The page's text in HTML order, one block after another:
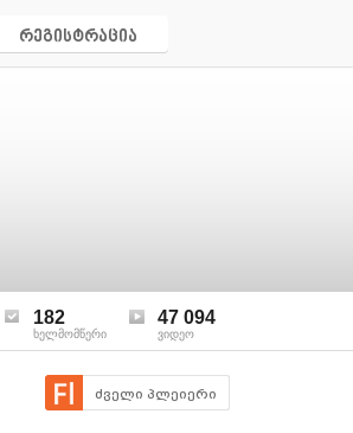
რეგისტრაცია
182
ხელმომწერი
47 094
ვიდეო
ძველი პლეიერი